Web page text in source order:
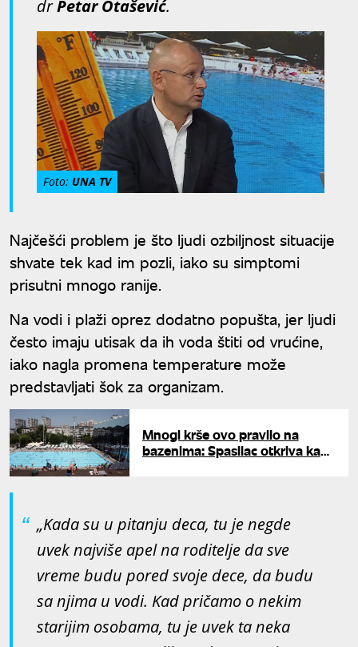
drPetar Otašević.
Foto: UNA TV
Najčešći problem je što ljudi ozbiljnost situacije
shvate tek kad im pozli, iako su simptomi
prisutni mnogo ranije.
Na vodi i plaži oprez dodatno popušta, jer ljudi
često imaju utisak da ih voda štiti od vrućine,
iako nagla promena temperature može
predstavljati šok za organizam.
Mnogi krše ovo pravilo na
bazenima: Spasilac otkriva kako
„Kada su u pitanju deca, tu je negde
uvek najviše apel na roditelje da sve
vreme budu pored svoje dece, da budu
sa njima u vodi. Kad pričamo o nekim
starijim osobama, tu je uvek ta neka